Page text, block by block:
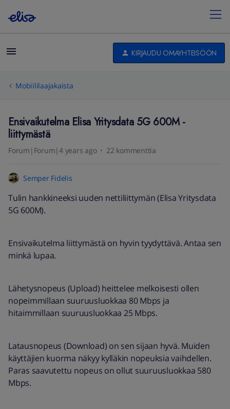
KIRJAUDU OMAYHTEISÖÖN
Mobiililaajakaista
Ensivaikutelma Elisa Yritysdata 5G 600M -
liittymästä
Forum|Forum|4 years ago 22 kommenttia
Semper Fidelis
Tulin hankkineeksi uuden nettiliittymän (Elisa Yritysdata
5G 600M).
Ensivaikutelma liittymästä on hyvin tyydyttävä. Antaa sen
minkä lupaa.
Lähetysnopeus (Upload) heittelee melkoisesti ollen
nopeimmillaan suuruusluokkaa 80 Mbps ja
hitaimmillaan suuruusluokkaa 25 Mbps.
Latausnopeus (Download) on sen sijaan hyvä. Muiden
käyttäjien kuorma näkyy kylläkin nopeuksia vaihdellen.
Paras saavutettu nopeus on ollut suuruusluokkaa 580
Mbps.